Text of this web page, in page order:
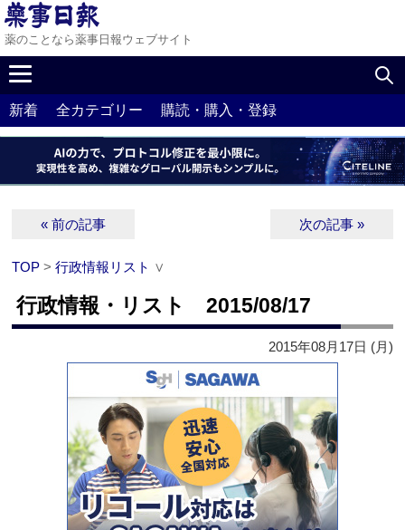
薬のことなら薬事日報ウェブサイト
新着 全カテゴリー 購読・購入・登録
« 前の記事 次の記事 »
TOP >行政情報リスト ∨
行政情報・リスト 2015/08/17
2015年08月17日 (月)